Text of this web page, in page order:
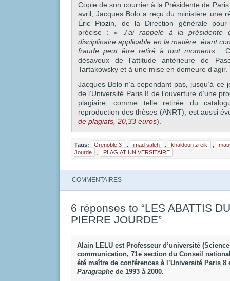
Copie de son courrier à la Présidente de
avril, Jacques Bolo a reçu du ministère une
Éric Piozin, de la Direction générale pour
précise : « J’ai rappelé à la présidente
disciplinaire applicable en la matière, étant
fraude peut être retiré à tout moment« .
désaveux de l’attitude antérieure de
Tartakowsky et à une mise en demeure d’agir.
Jacques Bolo n’a cependant pas, jusqu’à ce
de l’Université Paris 8 de l’ouverture d’une
plagiaire, comme telle retirée du
reproduction des thèses (ANRT), est aussi
de plagiats, 20,33 euros).
Tags: Grenoble 3 imad saleh khaldoun zreik
Jourde
PLAGIAT UNIVERSITAIRE
COMMENTAIRES
6 réponses to “LES ABATTIS
PIERRE JOURDE”
Alain LELU est Professeur d’université
communication, 71e section du Conseil
été maître de conférences à l’Université Paris
Paragraphe de 1993 à 2000.